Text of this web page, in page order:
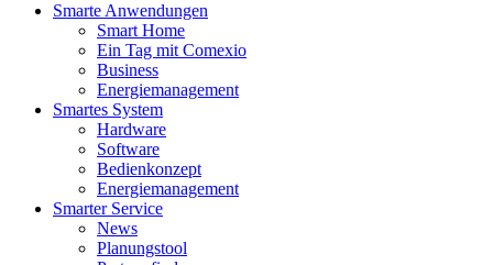
Smarte Anwendungen
Smart Home
Ein Tag mit Comexio
Business
Energiemanagement
Smartes System
Hardware
Software
Bedienkonzept
Energiemanagement
Smarter Service
News
Planungstool